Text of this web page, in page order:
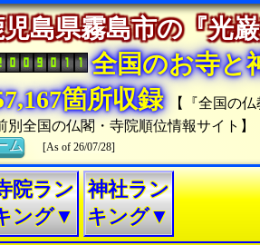
児島県霧島市の『光
全国のお寺と
箇所収録
【『全国の
別全国の仏閣・寺院順位情報サイト】
ム
[As of 26/07/28]
院ラン
ング▼
神社ラン
キング▼